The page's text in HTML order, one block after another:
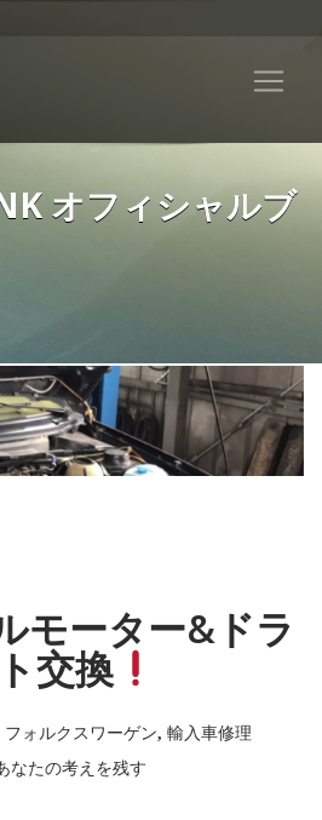
オフィシャルブ
モーター&ドラ
交換
フォルクスワーゲン 輸入車修理
なたの考えを残す